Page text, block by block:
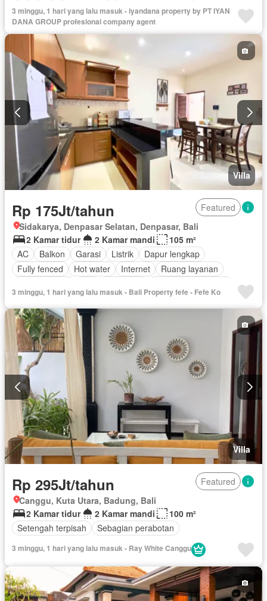
Air Wifi Kabel video Berperabot lengkap
3 minggu, 1 hari yang lalu masuk - iyandana property by PT IYAN
DANA GROUP profesional company agent
Villa
Rp 175Jt/tahun
Featured
Sidakarya, Denpasar Selatan, Denpasar, Bali
2 Kamar tidur
2 Kamar mandi
105 m²
AC
Balkon Garasi Listrik
Dapur lengkap
Fully fenced
Hot water Internet
Ruang layanan
3 minggu, 1 hari yang lalu masuk - Bali Property fefe - Fefe Ko
Villa
Rp 295Jt/tahun
Featured
Canggu, Kuta Utara, Badung, Bali
2 Kamar tidur
2 Kamar mandi
100 m²
Setengah terpisah
Sebagian perabotan
3 minggu, 1 hari yang lalu masuk - Ray White Canggu